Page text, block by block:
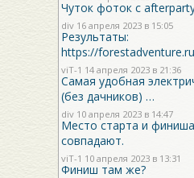
Чуток фоток с
div 16 апреля 2023 в 15:05
Результаты:
https://
viT-1 14 апреля 2023 в 21:36
Самая удобная
(без дачников) …
div 10 апреля 2023 в 14:47
Место старта и финиша
совпадают.
viT-1 10 апреля 2023 в 13:31
Финиш там же?